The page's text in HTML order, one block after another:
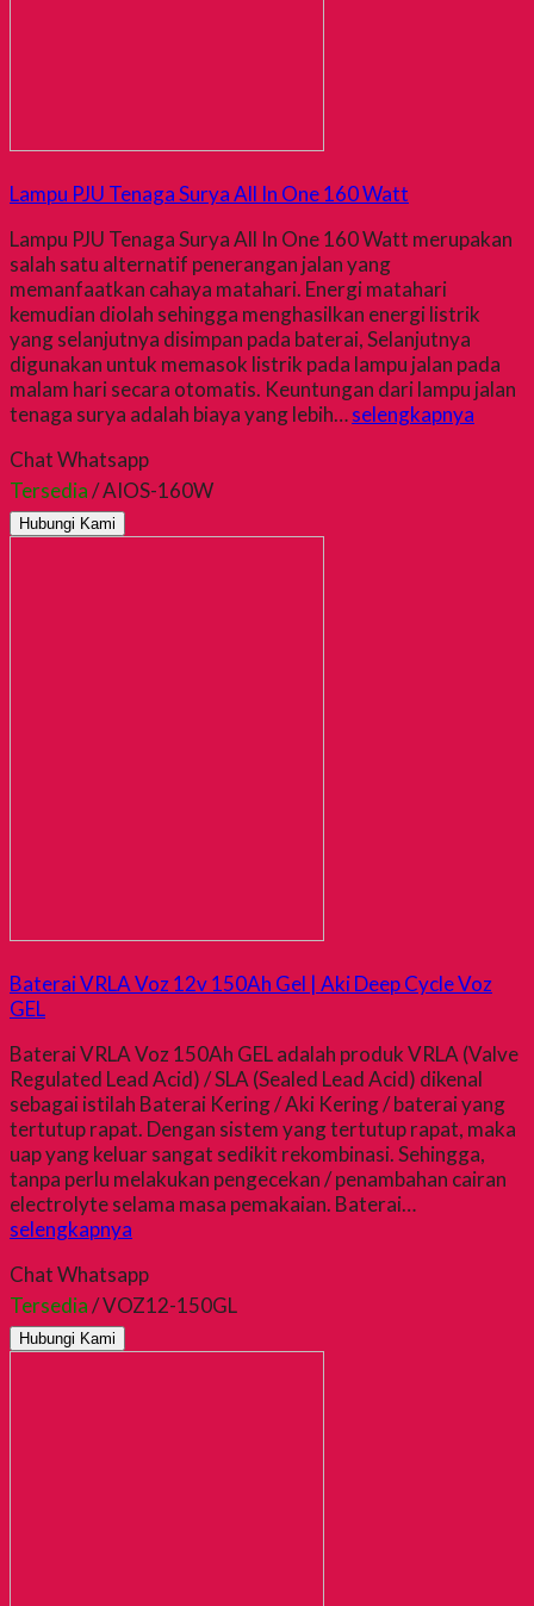
Lampu PJU Tenaga Surya All In One 160 Watt
Lampu PJU Tenaga Surya All In One 160 Watt merupakan
salah satu alternatif penerangan jalan yang
memanfaatkan cahaya matahari. Energi matahari
kemudian diolah sehingga menghasilkan energi listrik
yang selanjutnya disimpan pada baterai, Selanjutnya
digunakan untuk memasok listrik pada lampu jalan pada
malam hari secara otomatis. Keuntungan dari lampu jalan
tenaga surya adalah biaya yang lebih…selengkapnya
Chat Whatsapp
Tersedia/ AIOS-160W
Hubungi Kami
Baterai VRLA Voz 12v 150Ah Gel | Aki Deep Cycle Voz
GEL
Baterai VRLA Voz 150Ah GEL adalah produk VRLA (Valve
Regulated Lead Acid) / SLA (Sealed Lead Acid) dikenal
sebagai istilah Baterai Kering / Aki Kering / baterai yang
tertutup rapat. Dengan sistem yang tertutup rapat, maka
uap yang keluar sangat sedikit rekombinasi. Sehingga,
tanpa perlu melakukan pengecekan / penambahan cairan
electrolyte selama masa pemakaian. Baterai…
selengkapnya
Chat Whatsapp
Tersedia/ VOZ12-150GL
Hubungi Kami